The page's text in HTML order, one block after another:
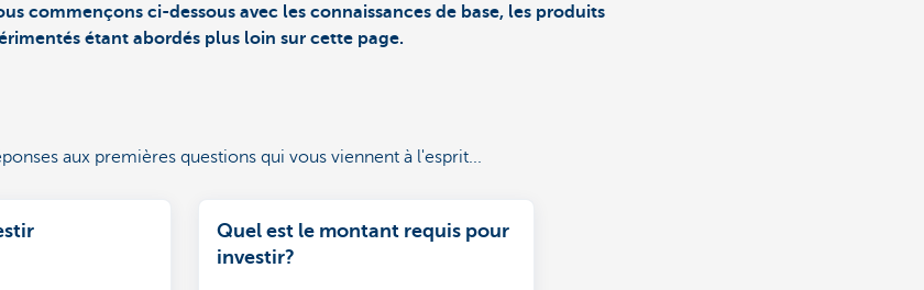
commençons ci-dessous avec les connaissances de base, les produits
étant abordés plus loin sur cette page.
aux premières questions qui vous viennent à l'esprit...
Quel est le montant requis pour
investir?